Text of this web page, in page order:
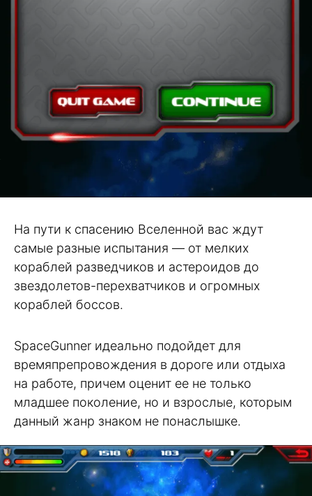
На пути к спасению Вселенной вас ждут
самые разные испытания — от мелких
кораблей разведчиков и астероидов до
звездолетов-перехватчиков и огромных
кораблей боссов.
SpaceGunner идеально подойдет для
времяпрепровождения в дороге или отдыха
на работе, причем оценит ее не только
младшее поколение, но и взрослые, которым
данный жанр знаком не понаслышке.